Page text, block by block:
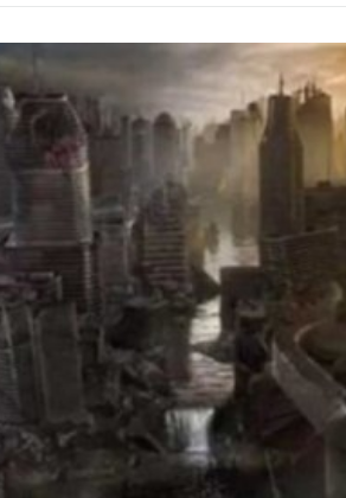
Şimali Koreya Rusiyaya
ballistik raket yerləşdirib
Ukraynanı vuracaq